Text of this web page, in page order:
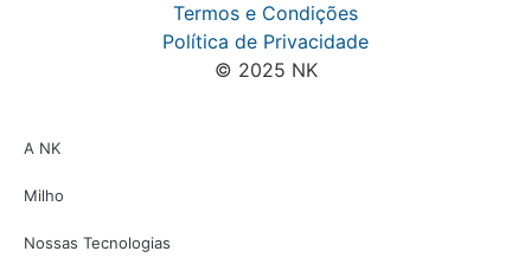
Termos e Condições
Política de Privacidade
© 2025 NK
A NK
Milho
Nossas Tecnologias